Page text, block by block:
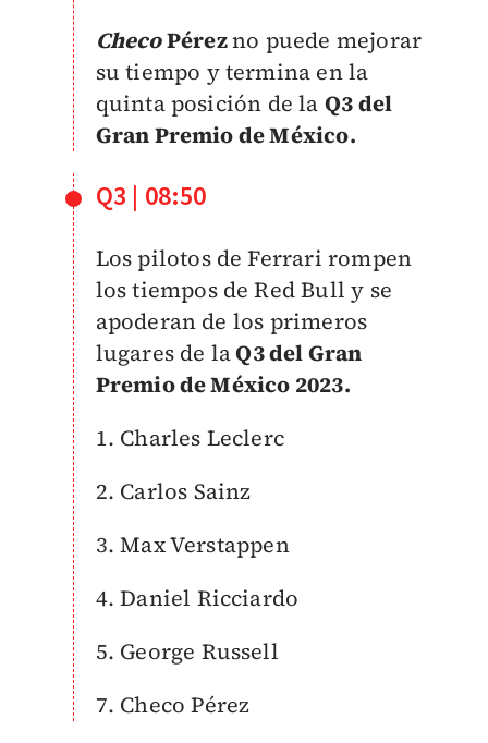
ChecoPérezno puede mejorar
su tiempo y termina en la
quinta posición de la Q3 del
Gran Premio de México.
Q3 | 08:50
Los pilotos de Ferrari rompen
los tiempos de Red Bull y se
apoderan de los primeros
lugares de laQ3 del Gran
Premio de México 2023.
1. Charles Leclerc
2. Carlos Sainz
3. Max Verstappen
4. Daniel Ricciardo
5. George Russell
7. Checo Pérez